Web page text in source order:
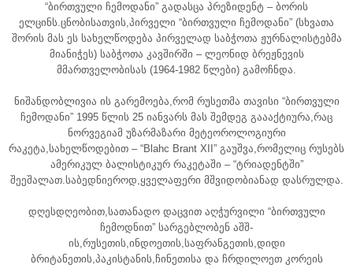
“ბირთვული ჩემოდანი” გადასცა პრეზიდენტ – ბორის
ელცინს.ცნობისათვის,პირველი “ბირთვული ჩემოდანი” (სხვათა
შორის მას ეს სახელწოდება პირველად საბჭოთა ჟურნალისტებმა
მიანიჭეს) საბჭოთა კავშირში – ლეონიდ ბრეჟნევის
მმართველობისას (1964-1982 წლები) გამოჩნდა.
ნიშანდობლივია ის გარემოება,რომ რუსეთმა თავისი “ბირთვული
ჩემოდანი” 1995 წლის 25 იანვარს მას შემდეგ გაააქტიურა,რაც
ნორვეგიამ უზარმაზარი მეტეოროლოგიური
რაკეტა,სახელწოდებით – “Blahc Brant XII” გაუშვა,რომელიც რუსებს
ამერიკულ ბალისტიკურ რაკეტაში – “ტრიადენტში”
შეეშალათ.საბედნიეროდ,ყველაფერი მშვიდობიანად დასრულდა.
დღესდღეობით,სათანადო დაცვით აღჭურვილი “ბირთვული
ჩემოდნით” სარგებლობენ აშშ-
ის,რუსეთის,ინდოეთის,საფრანგეთის,დიდი
ბრიტანეთის,პაკისტანის,ჩინეთისა და ჩრდილოეთ კორეის